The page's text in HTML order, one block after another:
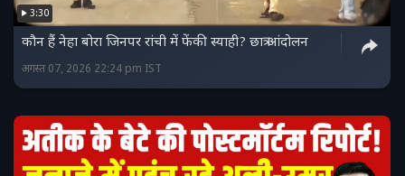
3:30
कौन हैं नेहा बोरा जिनपर रांची में फेंकी स्याही? छात्र आंदोलन
अगस्त 07, 2026 22:24 pm IST